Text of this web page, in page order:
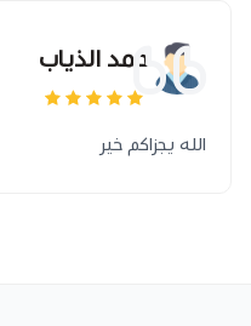
حمد الذياب
الله يجزاكم خير